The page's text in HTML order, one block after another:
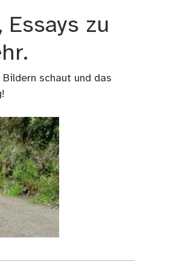
zu
schaut und das